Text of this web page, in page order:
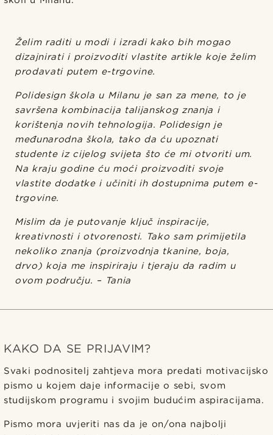
Želim raditi u modi i izradi kako bih mogao
dizajnirati i proizvoditi vlastite artikle koje želim
prodavati putem e-trgovine.
Polidesign škola u Milanu je san za mene, to je
savršena kombinacija talijanskog znanja i
korištenja novih tehnologija. Polidesign je
međunarodna škola, tako da ću upoznati
studente iz cijelog svijeta što će mi otvoriti um.
Na kraju godine ću moći proizvoditi svoje
vlastite dodatke i učiniti ih dostupnima putem e-
trgovine.
Mislim da je putovanje ključ inspiracije,
kreativnosti i otvorenosti. Tako sam primijetila
nekoliko znanja (proizvodnja tkanine, boja,
drvo) koja me inspiriraju i tjeraju da radim u
ovom području. – Tania
KAKO DA SE PRIJAVIM?
Svaki podnositelj zahtjeva mora predati motivacijsko
pismo u kojem daje informacije o sebi, svom
studijskom programu i svojim budućim aspiracijama.
Pismo mora uvjeriti nas da je on/ona najbolji